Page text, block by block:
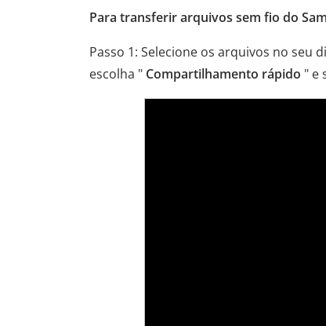
Para transferir arquivos sem fio do
Passo 1: Selecione os arquivos no seu
escolha " Compartilhamento rápido " e